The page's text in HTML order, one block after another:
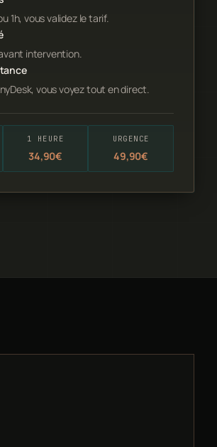
1h, vous validez le tarif.
intervention.
vous voyez tout en direct.
1 HEURE
34,90€
URGENCE
49,90€